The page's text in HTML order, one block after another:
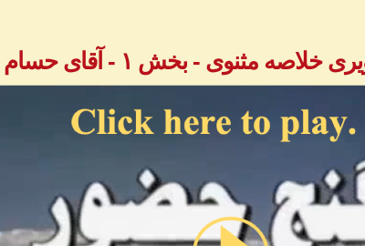
خلاصه مثنوی - بخش ۱ - آقای حسام